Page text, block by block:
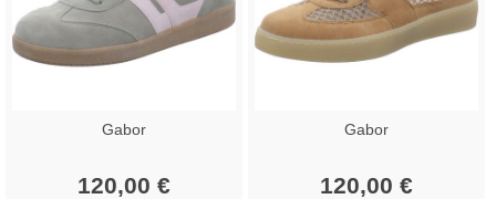
Gabor
120,00 €
Gabor
120,00 €